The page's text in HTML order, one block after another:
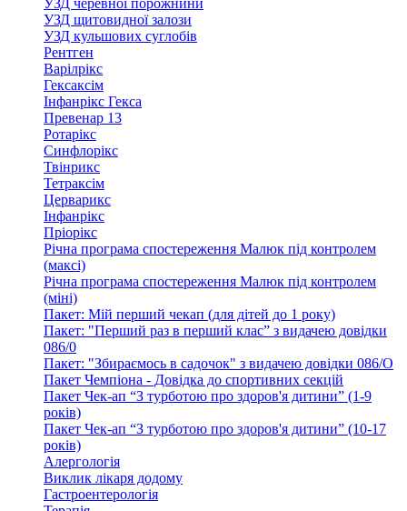
УЗД черевної порожнини
УЗД щитовидної залози
УЗД кульшових суглобів
Рентген
Варілрікс
Гексаксім
Інфанрікс Гекса
Превенар 13
Ротарікс
Синфлорікс
Твінрикс
Тетраксім
Церварикс
Інфанрікс
Пріорікс
Річна програма спостереження Малюк під контролем
(максі)
Річна програма спостереження Малюк під контролем
(міні)
Пакет: Мій перший чекап (для дітей до 1 року)
Пакет: "Перший раз в перший клас” з видачею довідки
086/0
Пакет: "Збираємось в садочок" з видачею довідки 086/О
Пакет Чемпіона - Довідка до спортивних секцій
Пакет Чек-ап “З турботою про здоров'я дитини” (1-9
років)
Пакет Чек-ап “З турботою про здоров'я дитини” (10-17
років)
Алергологія
Виклик лікаря додому
Гастроентерологія